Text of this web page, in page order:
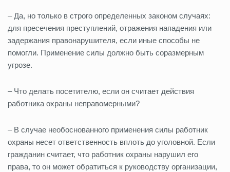
– Да, но только в строго определенных законом случаях:
для пресечения преступлений, отражения нападения или
задержания правонарушителя, если иные способы не
помогли. Применение силы должно быть соразмерным
угрозе.
– Что делать посетителю, если он считает действия
работника охраны неправомерными?
– В случае необоснованного применения силы работник
охраны несет ответственность вплоть до уголовной. Если
гражданин считает, что работник охраны нарушил его
права, то он может обратиться к руководству организации,